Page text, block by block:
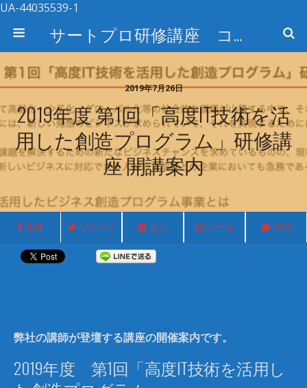
UA-44035539-1
サートプロ研修講座 コース検索
2019年7月26日
2019年度 第1回「高度IT技術を活
用した創造プログラム」研修講
座 開講案内
共有 ツイート ピン メール SMS
弊社の講師が登壇する講座の開催案内です。
2019年度 第1回「高度IT技術を活用し